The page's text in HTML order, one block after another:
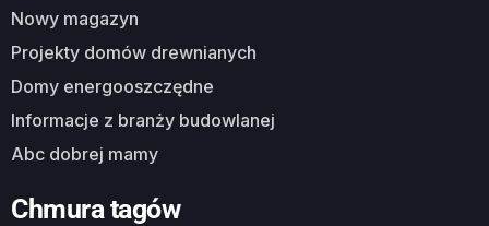
Nowy magazyn
Projekty domów drewnianych
Domy energooszczędne
Informacje z branży budowlanej
Abc dobrej mamy
Chmura tagów